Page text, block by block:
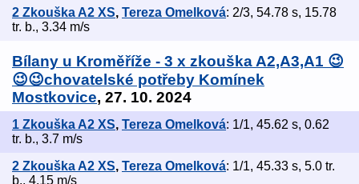
2 Zkouška A2 XS, Tereza Omelková: 2/3, 54.78 s, 15.78
tr. b., 3.34 m/s
Bílany u Kroměříže - 3 x zkouška A2,A3,A1 😉
😉😉chovatelské potřeby Komínek
Mostkovice, 27. 10. 2024
1 Zkouška A2 XS, Tereza Omelková: 1/1, 45.62 s, 0.62
tr. b., 3.7 m/s
2 Zkouška A2 XS, Tereza Omelková: 1/1, 45.33 s, 5.0 tr.
b., 4.15 m/s